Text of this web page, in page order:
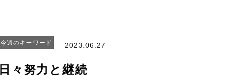
今週のキーワード 2023.06.27
日々努力と継続